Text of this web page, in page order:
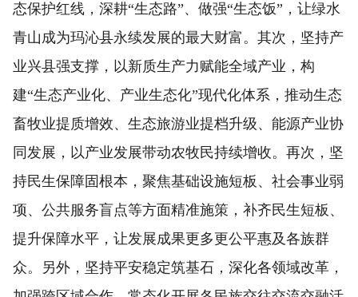
态保护红线，深耕“生态路”、做强“生态饭”，让绿水
青山成为玛沁县永续发展的最大财富。其次，坚持产
业兴县强支撑，以新质生产力赋能全域产业，构
建“生态产业化、产业生态化”现代化体系，推动生态
畜牧业提质增效、生态旅游业提档升级、能源产业协
同发展，以产业发展带动农牧民持续增收。再次，坚
持民生保障固根本，聚焦基础设施短板、社会事业弱
项、公共服务盲点等方面精准施策，补齐民生短板、
提升保障水平，让发展成果更多更公平惠及各族群
众。另外，坚持平安稳定筑基石，深化各领域改革，